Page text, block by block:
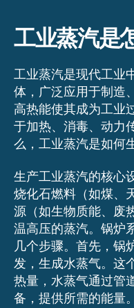
工业蒸汽是
工业蒸汽是现代工业
体，广泛应用于制造
高热能使其成为工业
于加热、消毒、动力
么，工业蒸汽是如何
生产工业蒸汽的核心
烧化石燃料（如煤、
源（如生物质能、废
温高压的蒸汽。锅炉
几个步骤。首先，锅
发，生成水蒸气。这
热量，水蒸气通过管
备，提供所需的能量。